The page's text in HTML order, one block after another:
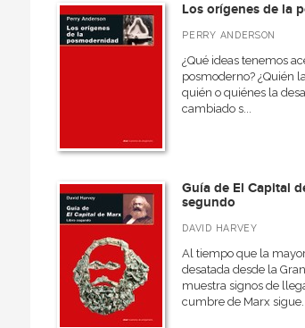
Los orígenes de la
PERRY ANDERSON
¿Qué ideas tenemos
posmoderno? ¿Quién
quién o quiénes la
cambiado s...
Guía de El Capital
segundo
DAVID HARVEY
Al tiempo que la
desatada desde la
muestra signos de
cumbre de Marx